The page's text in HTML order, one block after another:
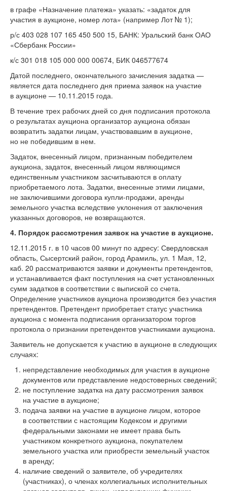
в графе «Назначение платежа» указать: «задаток для
участия в аукционе, номер лота» (например Лот № 1);
р/с 403 028 107 165 450 500 15, БАНК: Уральский банк ОАО
«Сбербанк России»
к/с 301 018 105 000 000 00674, БИК 046577674
Датой последнего, окончательного зачисления задатка —
является дата последнего дня приема заявок на участие
в аукционе — 10.11.2015 года.
В течение трех рабочих дней со дня подписания протокола
о результатах аукциона организатор аукциона обязан
возвратить задатки лицам, участвовавшим в аукционе,
но не победившим в нем.
Задаток, внесенный лицом, признанным победителем
аукциона, задаток, внесенный лицом являющимся
единственным участником засчитываются в оплату
приобретаемого лота. Задатки, внесенные этими лицами,
не заключившими договора купли-продажи, аренды
земельного участка вследствие уклонения от заключения
указанных договоров, не возвращаются.
4. Порядок рассмотрения заявок на участие в аукционе.
12.11.2015 г. в 10 часов 00 минут по адресу: Свердловская
область, Сысертский район, город Арамиль, ул. 1 Мая, 12,
каб. 20 рассматриваются заявки и документы претендентов,
и устанавливается факт поступления на счет установленных
сумм задатков в соответствии с выпиской со счета.
Определение участников аукциона производится без участия
претендентов. Претендент приобретает статус участника
аукциона с момента подписания организатором торгов
протокола о признании претендентов участниками аукциона.
Заявитель не допускается к участию в аукционе в следующих
случаях:
непредставление необходимых для участия в аукционе
документов или представление недостоверных сведений;
не поступление задатка на дату рассмотрения заявок
на участие в аукционе;
подача заявки на участие в аукционе лицом, которое
в соответствии с настоящим Кодексом и другими
федеральными законами не имеет права быть
участником конкретного аукциона, покупателем
земельного участка или приобрести земельный участок
в аренду;
наличие сведений о заявителе, об учредителях
(участниках), о членах коллегиальных исполнительных